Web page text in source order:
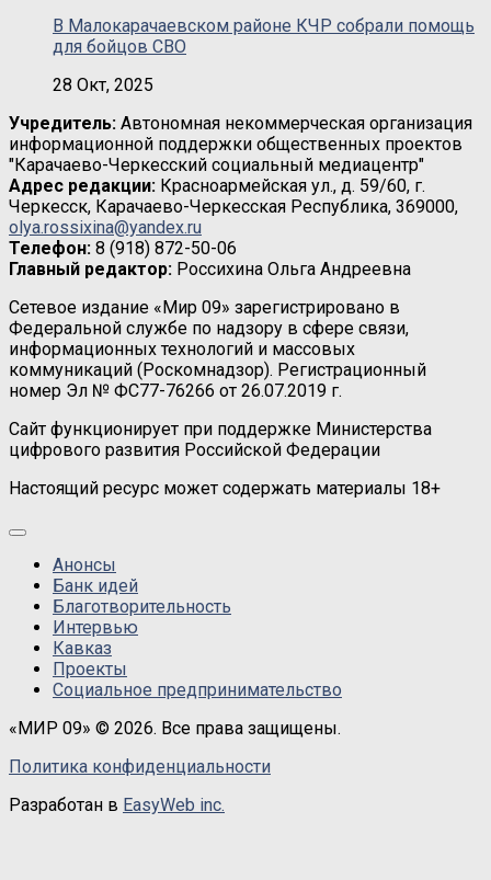
В Малокарачаевском районе КЧР собрали помощь
для бойцов СВО
28 Окт, 2025
Учредитель: Автономная некоммерческая организация
информационной поддержки общественных проектов
"Карачаево-Черкесский социальный медиацентр"
Адрес редакции: Красноармейская ул., д. 59/60, г.
Черкесск, Карачаево-Черкесская Республика, 369000,
olya.rossixina@yandex.ru
Телефон: 8 (918) 872-50-06
Главный редактор: Россихина Ольга Андреевна
Сетевое издание «Мир 09» зарегистрировано в
Федеральной службе по надзору в сфере связи,
информационных технологий и массовых
коммуникаций (Роскомнадзор). Регистрационный
номер Эл № ФС77-76266 от 26.07.2019 г.
Сайт функционирует при поддержке Министерства
цифрового развития Российской Федерации
Настоящий ресурс может содержать материалы 18+
Анонсы
Банк идей
Благотворительность
Интервью
Кавказ
Проекты
Социальное предпринимательство
«МИР 09» © 2026. Все права защищены.
Политика конфиденциальности
Разработан в EasyWeb inc.